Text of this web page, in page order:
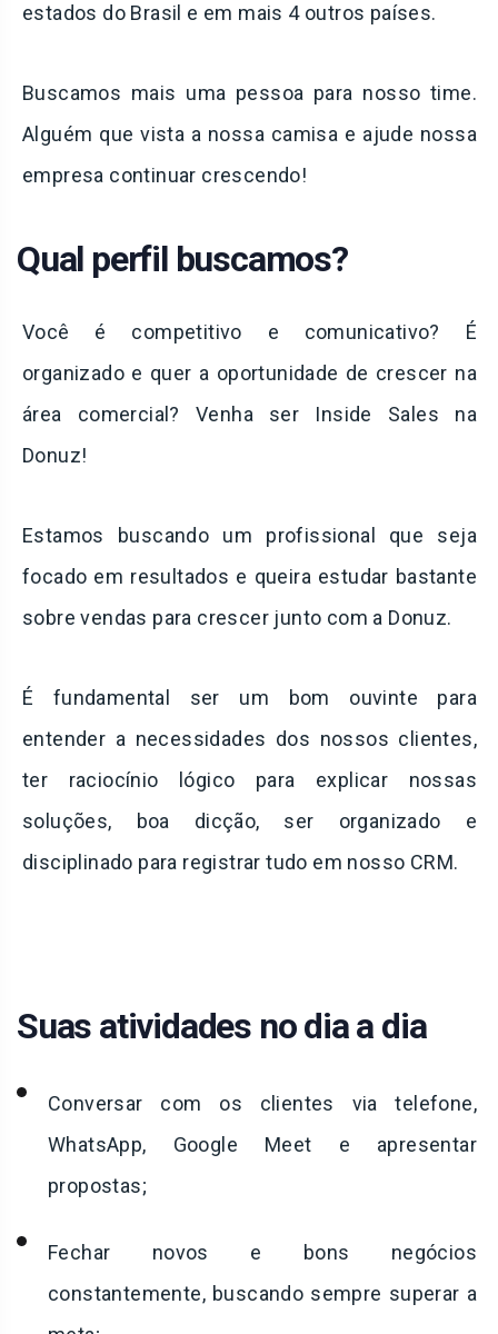
estados do Brasil e em mais 4 outros países.
Buscamos mais uma pessoa para nosso time.
Alguém que vista a nossa camisa e ajude nossa
empresa continuar crescendo!
Qual perfil buscamos?
Você é competitivo e comunicativo? É
organizado e quer a oportunidade de crescer na
área comercial? Venha ser Inside Sales na
Donuz!
Estamos buscando um profissional que seja
focado em resultados e queira estudar bastante
sobre vendas para crescer junto com a Donuz.
É fundamental ser um bom ouvinte para
entender a necessidades dos nossos clientes,
ter raciocínio lógico para explicar nossas
soluções, boa dicção, ser organizado e
disciplinado para registrar tudo em nosso CRM.
Suas atividades no dia a dia
Conversar com os clientes via telefone,
WhatsApp, Google Meet e apresentar
propostas;
Fechar novos e bons negócios
constantemente, buscando sempre superar a